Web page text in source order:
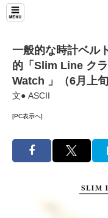
一般的な時計ベル
的「Slim Line ク
Watch 」（6月上
文● ASCII
[PC表示へ]